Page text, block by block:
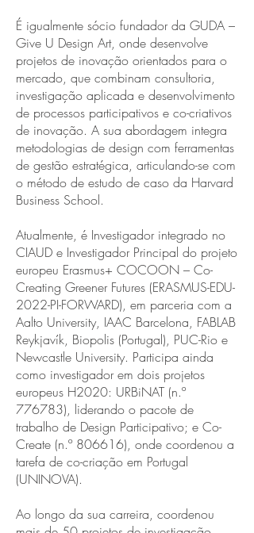
É igualmente sócio fundador da GUDA –
Give U Design Art, onde desenvolve
projetos de inovação orientados para o
mercado, que combinam consultoria,
investigação aplicada e desenvolvimento
de processos participativos e co-criativos
de inovação. A sua abordagem integra
metodologias de design com ferramentas
de gestão estratégica, articulando-se com
o método de estudo de caso da Harvard
Business School.
Atualmente, é Investigador integrado no
CIAUD e Investigador Principal do projeto
europeu Erasmus+ COCOON – Co-
Creating Greener Futures (ERASMUS-EDU-
2022-PI-FORWARD), em parceria com a
Aalto University, IAAC Barcelona, FABLAB
Reykjavík, Biopolis (Portugal), PUC-Rio e
Newcastle University. Participa ainda
como investigador em dois projetos
europeus H2020: URBiNAT (n.º
776783), liderando o pacote de
trabalho de Design Participativo; e Co-
Create (n.º 806616), onde coordenou a
tarefa de co-criação em Portugal
(UNINOVA).
Ao longo da sua carreira, coordenou